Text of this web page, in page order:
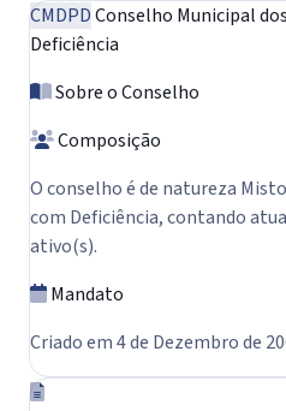
CMDPDConselho Municipal
Deficiência
Sobre o Conselho
Composição
O conselho é de natureza
com Deficiência, contando
ativo(s).
Mandato
Criado em 4 de Dezembro de